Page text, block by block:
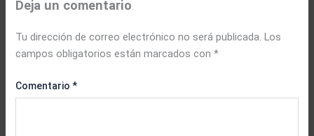
Deja un comentario
Tu dirección de correo electrónico no será publicada. Los
campos obligatorios están marcados con*
Comentario*